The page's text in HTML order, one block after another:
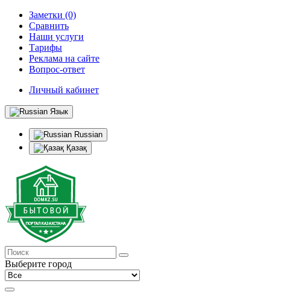
Заметки (0)
Сравнить
Наши услуги
Тарифы
Реклама на сайте
Вопрос-ответ
Личный кабинет
Язык
Russian
Қазақ
Выберите город